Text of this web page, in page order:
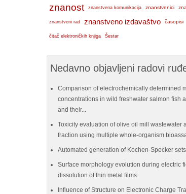
znanost znanstvena komunikacija znanstvenici
znanstveni rad znanstveno izdavaštvo časopisi
čitač elektroničkih knjiga Šestar
Nedavno objavljeni radovi
Comparison of electrochemically determined
concentrations in wild freshwater salmon fish
and their...
Toxicity evaluation of olive oil mill wastewater
fraction using multiple whole-organism
Automated generation of Kochen-Specker sets
Surface morphology evolution during electric
dissolution of thin metal films
Influence of Structure on Electronic Charge